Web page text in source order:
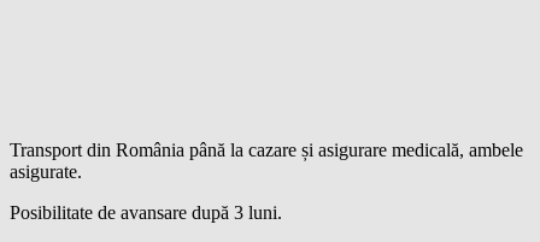
Transport din România până la cazare și asigurare medicală, ambele
asigurate.
Posibilitate de avansare după 3 luni.